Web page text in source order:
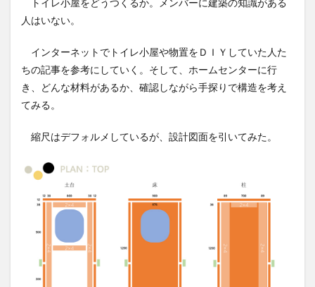
トイレ小屋をどうつくるか。メンバーに建築の知識がある
人はいない。
インターネットでトイレ小屋や物置をＤＩＹしていた人た
ちの記事を参考にしていく。そして、ホームセンターに行
き、どんな材料があるか、確認しながら手探りで構造を考え
てみる。
縮尺はデフォルメしているが、設計図面を引いてみた。